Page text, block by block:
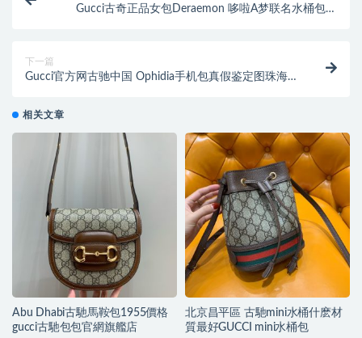
Gucci古奇正品女包Deraemon 哆啦A梦联名水桶包倪
下一篇
Gucci官方网古驰中国 Ophidia手机包真假鉴定图珠海金
相关文章
Abu Dhabi古馳馬鞍包1955價格
gucci古馳包包官網旗艦店
北京昌平區 古馳mini水桶什麽材
質最好GUCCI mini水桶包